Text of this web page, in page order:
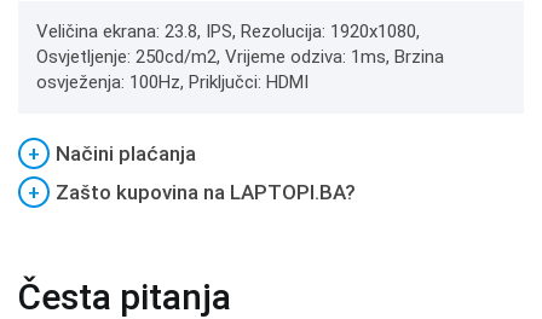
Veličina ekrana: 23.8, IPS, Rezolucija: 1920x1080,
Osvjetljenje: 250cd/m2, Vrijeme odziva: 1ms, Brzina
osvježenja: 100Hz, Priključci: HDMI
+
Načini plaćanja
+
Zašto kupovina na LAPTOPI.BA?
Česta pitanja